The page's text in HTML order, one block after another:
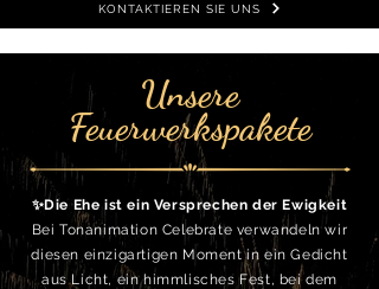
KONTAKTIEREN SIE UNS
Unsere
Feuerwerkspakete
✨Die Ehe ist ein Versprechen der Ewigkeit
Bei Tonanimation Celebrate verwandeln wir
diesen einzigartigen Moment in ein Gedicht
aus Licht, ein himmlisches Fest, bei dem